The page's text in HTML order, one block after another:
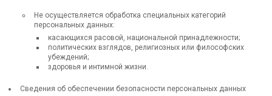
Не осуществляется обработка специальных категорий
персональных данных:
касающихся расовой, национальной принадлежности;
политических взглядов, религиозных или философских
убеждений;
здоровья и интимной жизни.
Сведения об обеспечении безопасности персональных данных